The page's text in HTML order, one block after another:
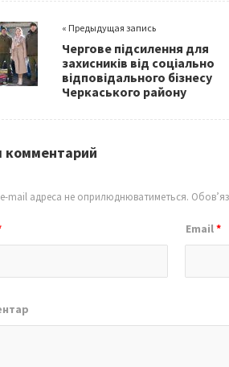
o
o
k
er
l
« Предыдущая запись
Чергове підсилення для
захисників від соціально
відповідального бізнесу
Черкаського району
комментарий
mail адреса не оприлюднюватиметься.
Email*